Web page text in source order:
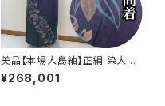
美品【本場大島紬】正絹 染大島
紬 訪問着s776
¥268,001